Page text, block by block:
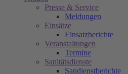
Presse & Service
Meldungen
Einsätze
Einsatzberichte
Veranstaltungen
Termine
Sanitätsdienste
Sandienstberichte